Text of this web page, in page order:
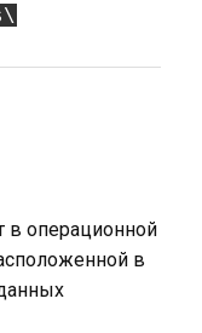
в операционной
в